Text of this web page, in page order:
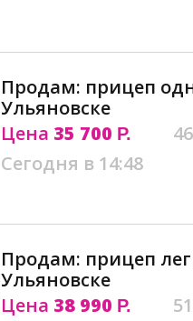
Продам: прицеп
Ульяновске
Цена 35 700 Р.
Сегодня в 14:48
Продам: прицеп
Ульяновске
Цена 38 990 Р.